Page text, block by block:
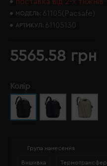
МОДЕЛЬ: 61105(Pacsafe)
АРТИКУЛ: 61105130
5565.58 грн
Колір
Група нанесення
Вишивка Термотрансфер